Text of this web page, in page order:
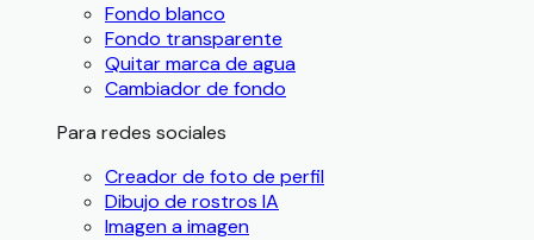
Fondo blanco
Fondo transparente
Quitar marca de agua
Cambiador de fondo
Para redes sociales
Creador de foto de perfil
Dibujo de rostros IA
Imagen a imagen